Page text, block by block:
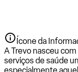
Ícone da
A Trevo nasceu
serviços de saúde